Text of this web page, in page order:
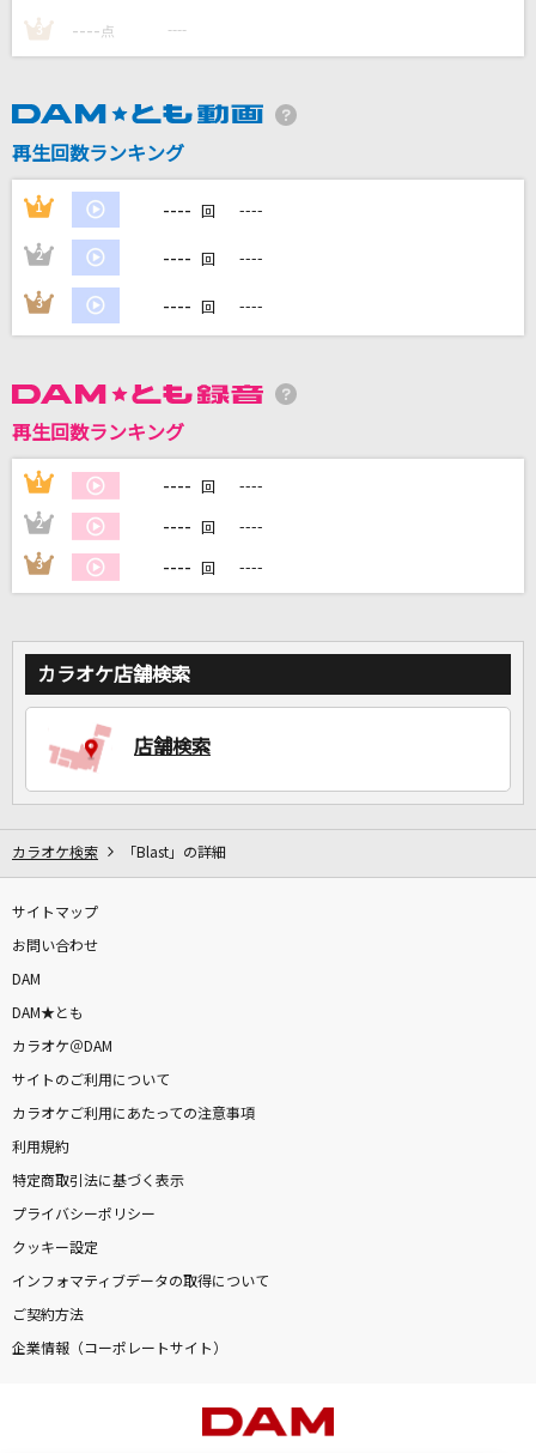
赤い糸
RAG FAIR
DAMの新曲・ランキングなど
カラオケ最新情報をチェック！
カラオケをもっと楽しもう！
家族や友達と一緒に！練習にも！
3 ---- 点 ----
再生回数ランキング
1 ---- 回 ----
2 ---- 回 ----
3 ---- 回 ----
再生回数ランキング
1 ---- 回 ----
2 ---- 回 ----
3 ---- 回 ----
カラオケ店舗検索
店舗検索
カラオケ検索 「Blast」の詳細
サイトマップ
お問い合わせ
DAM
DAM★とも
カラオケ＠DAM
サイトのご利用について
カラオケご利用にあたっての注意事項
利用規約
特定商取引法に基づく表示
プライバシーポリシー
クッキー設定
インフォマティブデータの取得について
ご契約方法
企業情報（コーポレートサイト）